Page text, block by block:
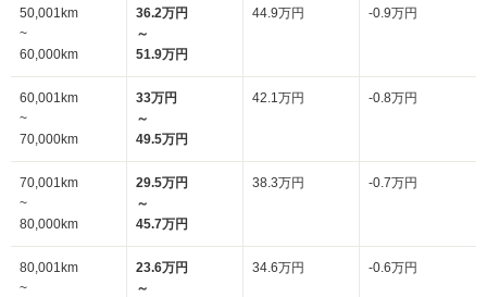
50,001km
~
60,000km
36.2万円
～
51.9万円
44.9万円 -0.9万円
60,001km
~
70,000km
33万円
～
49.5万円
42.1万円 -0.8万円
70,001km
~
80,000km
29.5万円
～
45.7万円
38.3万円 -0.7万円
80,001km
~
23.6万円
～
34.6万円 -0.6万円